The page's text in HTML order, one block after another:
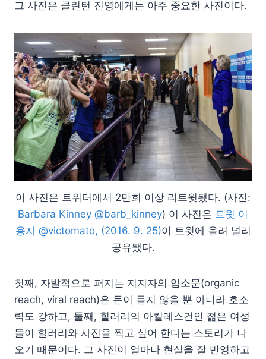
그 사진은 클린턴 진영에게는 아주 중요한 사진이다.
이 사진은 트위터에서 2만회 이상 리트윗됐다. (사진:
Barbara Kinney @barb_kinney) 이 사진은 트윗 이
용자 @victomato, (2016. 9. 25)이 트윗에 올려 널리
공유됐다.
첫째, 자발적으로 퍼지는 지지자의 입소문(organic
reach, viral reach)은 돈이 들지 않을 뿐 아니라 호소
력도 강하고, 둘째, 힐러리의 아킬레스건인 젊은 여성
들이 힐러리와 사진을 찍고 싶어 한다는 스토리가 나
오기 때문이다. 그 사진이 얼마나 현실을 잘 반영하고